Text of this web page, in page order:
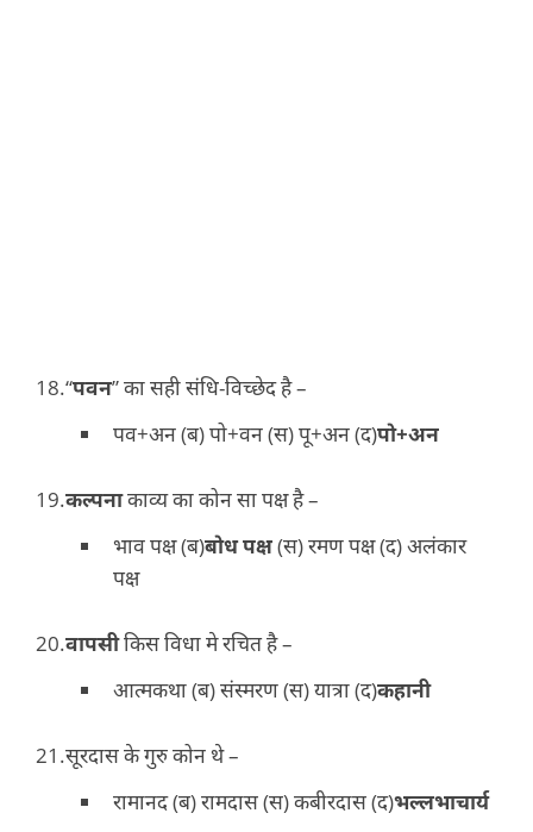
“पवन” का सही संधि-विच्छेद है –
पव+अन (ब) पो+वन (स) पू+अन (द)पो+अन
कल्पनाकाव्य का कोन सा पक्ष है –
भाव पक्ष (ब)बोध पक्ष(स) रमण पक्ष (द) अलंकार
पक्ष
वापसीकिस विधा मे रचित है –
आत्मकथा (ब) संस्मरण (स) यात्रा (द)कहानी
सूरदास के गुरु कोन थे –
रामानद (ब) रामदास (स) कबीरदास (द)भल्लभाचार्य